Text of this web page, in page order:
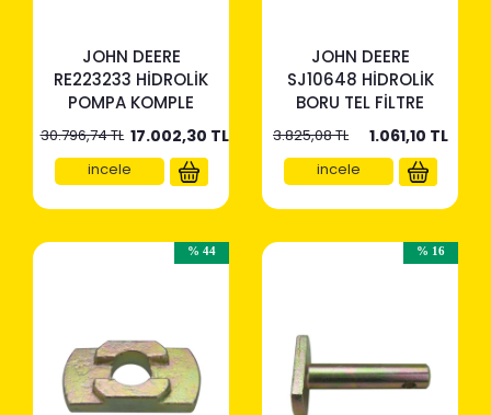
JOHN DEERE
RE223233 HİDROLİK
POMPA KOMPLE
30.796,74 TL 17.002,30 TL
incele
JOHN DEERE
SJ10648 HİDROLİK
BORU TEL FİLTRE
3.825,08 TL 1.061,10 TL
incele
% 44 % 16